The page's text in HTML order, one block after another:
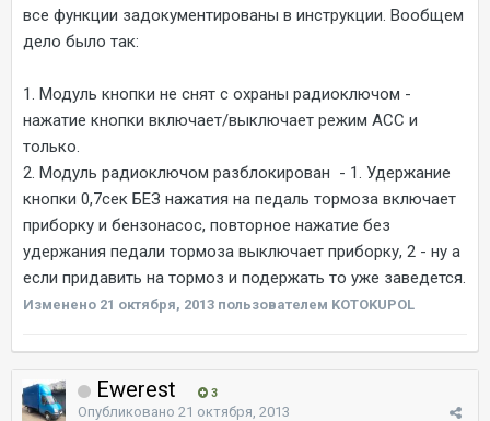
все функции задокументированы в инструкции. Вообщем
дело было так:
1. Модуль кнопки не снят с охраны радиоключом -
нажатие кнопки включает/выключает режим АСС и
только.
2. Модуль радиоключом разблокирован - 1. Удержание
кнопки 0,7сек БЕЗ нажатия на педаль тормоза включает
приборку и бензонасос, повторное нажатие без
удержания педали тормоза выключает приборку, 2 - ну а
если придавить на тормоз и подержать то уже заведется.
Изменено 21 октября, 2013 пользователем KOTOKUPOL
Ewerest 3
Опубликовано 21 октября, 2013